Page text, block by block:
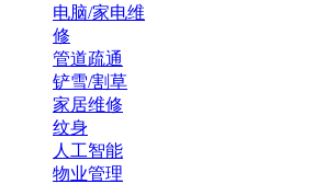
电脑/家电维
修
管道疏通
铲雪/割草
家居维修
纹身
人工智能
物业管理